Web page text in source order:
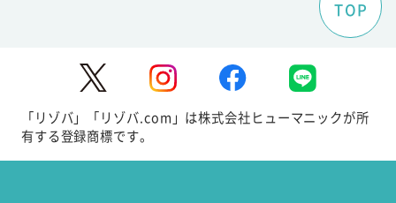
TOP
「リゾバ」「リゾバ.com」は株式会社ヒューマニックが所
有する登録商標です。